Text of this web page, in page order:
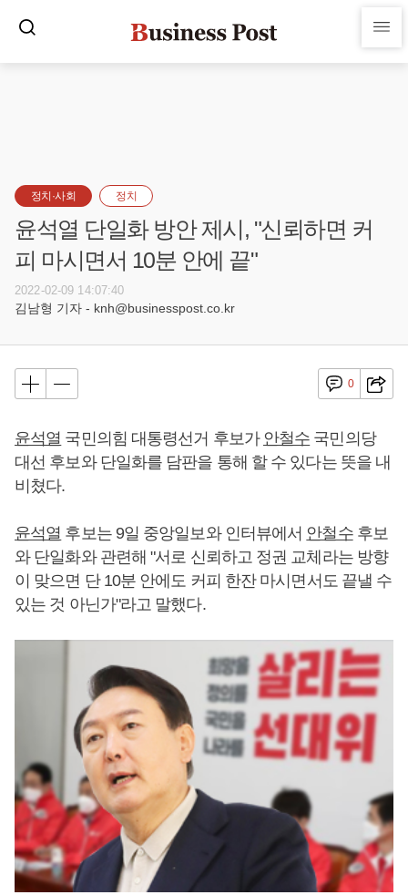
정치·사회 정치
윤석열 단일화 방안 제시, "신뢰하면 커
피 마시면서 10분 안에 끝"
2022-02-09 14:07:40
김남형 기자 - knh@businesspost.co.kr
0
윤석열 국민의힘 대통령선거 후보가 안철수 국민의당
대선 후보와 단일화를 담판을 통해 할 수 있다는 뜻을 내
비쳤다.
윤석열 후보는 9일 중앙일보와 인터뷰에서 안철수후보
와 단일화와 관련해 "서로 신뢰하고 정권 교체라는 방향
이 맞으면 단 10분 안에도 커피 한잔 마시면서도 끝낼 수
있는 것 아닌가"라고 말했다.